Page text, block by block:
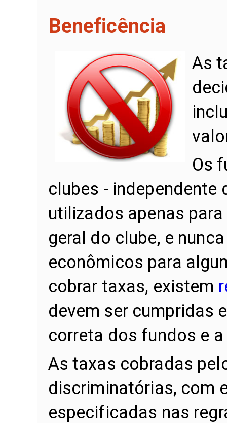
Beneficência
As
Os
clubes - independente
utilizados apenas
geral do clube, e
econômicos para
cobrar taxas, existem
devem ser cumpridas
correta dos fundos e
As taxas cobradas
discriminatórias, com
especificadas nas